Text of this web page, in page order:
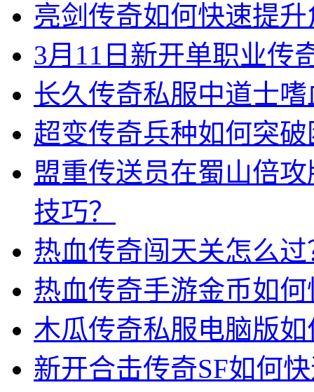
亮剑传奇如何快速提
3月11日新开单职业传
长久传奇私服中道士
超变传奇兵种如何突
盟重传送员在蜀山倍
技巧？
热血传奇闯天关怎么
热血传奇手游金币如
木瓜传奇私服电脑版
新开合击传奇SF如何